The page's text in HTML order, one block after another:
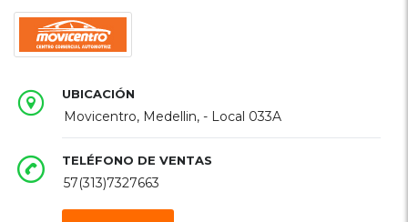
UBICACIÓN
Movicentro, Medellin, - Local 033A
TELÉFONO DE VENTAS
57(313)7327663